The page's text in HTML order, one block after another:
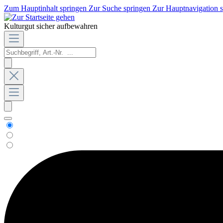
Zum Hauptinhalt springen Zur Suche springen Zur Hauptnavigation
Kulturgut sicher aufbewahren